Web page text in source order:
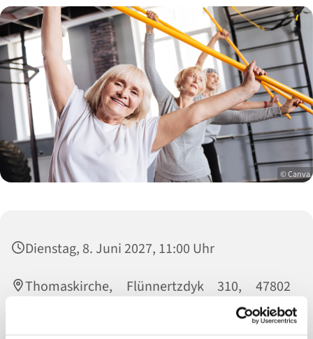
© Canva
Dienstag, 8. Juni 2027, 11:00 Uhr
Thomaskirche, Flünnertzdyk 310, 47802